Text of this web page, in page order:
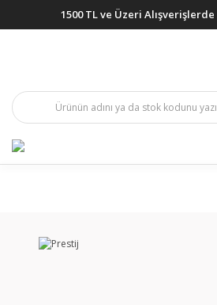
1500 TL ve Üzeri Alışverişlerde